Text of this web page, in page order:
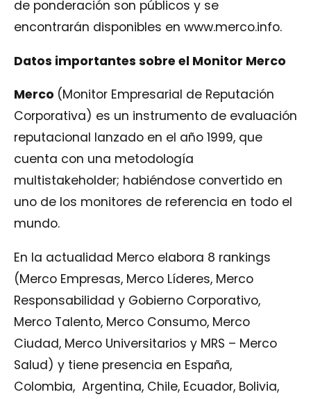
de ponderación son públicos y se
encontrarán disponibles en www.merco.info.
Datos importantes sobre el Monitor Merco
Merco (Monitor Empresarial de Reputación
Corporativa) es un instrumento de evaluación
reputacional lanzado en el año 1999, que
cuenta con una metodología
multistakeholder; habiéndose convertido en
uno de los monitores de referencia en todo el
mundo.
En la actualidad Merco elabora 8 rankings
(Merco Empresas, Merco Líderes, Merco
Responsabilidad y Gobierno Corporativo,
Merco Talento, Merco Consumo, Merco
Ciudad, Merco Universitarios y MRS – Merco
Salud) y tiene presencia en España,
Colombia, Argentina, Chile, Ecuador, Bolivia,